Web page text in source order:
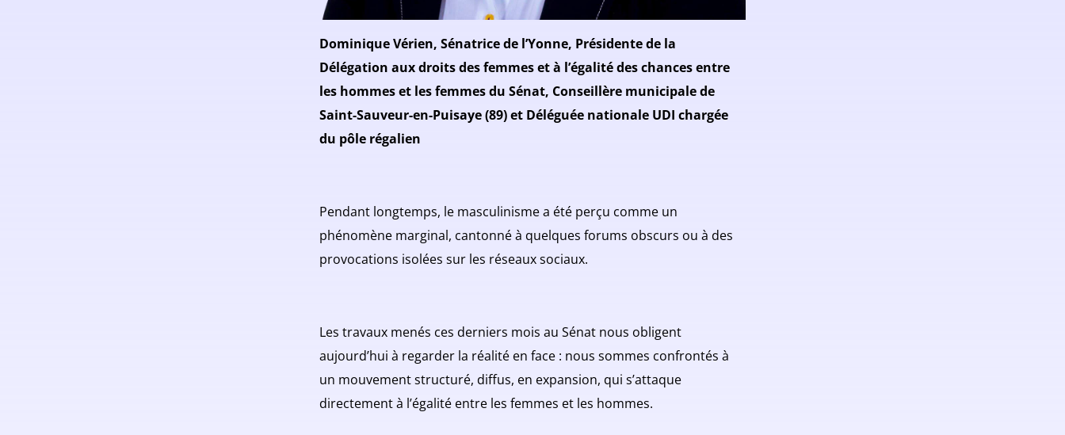
Dominique Vérien, Sénatrice de l’Yonne, Présidente de la
Délégation aux droits des femmes et à l’égalité des chances entre
les hommes et les femmes du Sénat, Conseillère municipale de
Saint-Sauveur-en-Puisaye (89) et Déléguée nationale UDI chargée
du pôle régalien
Pendant longtemps, le masculinisme a été perçu comme un
phénomène marginal, cantonné à quelques forums obscurs ou à des
provocations isolées sur les réseaux sociaux.
Les travaux menés ces derniers mois au Sénat nous obligent
aujourd’hui à regarder la réalité en face : nous sommes confrontés à
un mouvement structuré, diffus, en expansion, qui s’attaque
directement à l’égalité entre les femmes et les hommes.